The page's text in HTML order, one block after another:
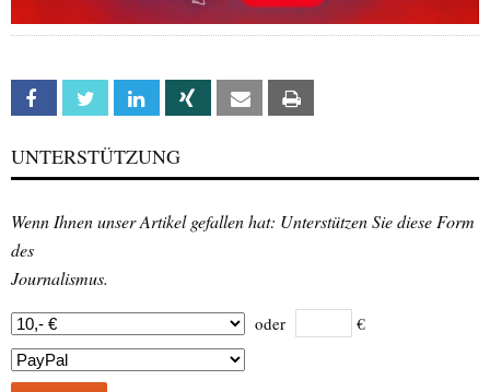
Facebook Twitter Linkedin Xing Email
UNTERSTÜTZUNG
Wenn Ihnen unser Artikel gefallen hat: Unterstützen Sie diese Form
des
Journalismus.
oder €